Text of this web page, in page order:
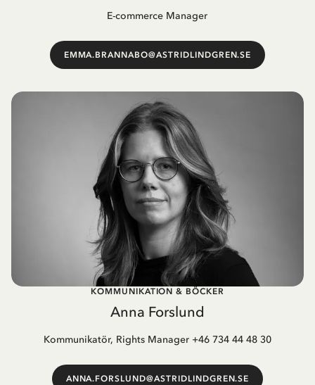
E-commerce Manager
EMMA.BRANNABO@ASTRIDLINDGREN.SE
KOMMUNIKATION & BÖCKER
Anna Forslund
Kommunikatör, Rights Manager +46 734 44 48 30
ANNA.FORSLUND@ASTRIDLINDGREN.SE